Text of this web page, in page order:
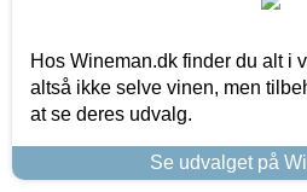
Hos Wineman.dk finder du alt i
altså ikke selve vinen, men
at se deres udvalg.
Se udvalget på